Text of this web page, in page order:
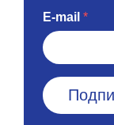
E-mail